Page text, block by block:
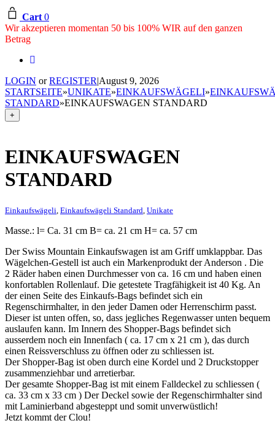
Cart 0
Wir akzeptieren momentan 50 bis 100% WIR auf den ganzen
Betrag
LOGIN orREGISTER|August 9, 2026
STARTSEITE»UNIKATE»EINKAUFSWÄGELI»
STANDARD»EINKAUFSWAGEN STANDARD
+
EINKAUFSWAGEN
STANDARD
Einkaufswägeli Einkaufswägeli Standard Unikate
Masse.: l= Ca. 31 cm B= ca. 21 cm H= ca. 57 cm
Der Swiss Mountain Einkaufswagen ist am Griff umklappbar. Das
Wägelchen-Gestell ist auch ein Markenprodukt der Anderson . Die
2 Räder haben einen Durchmesser von ca. 16 cm und haben einen
konfortablen Rollenlauf. Die getestete Tragfähigkeit ist 40 Kg. An
der einen Seite des Einkaufs-Bags befindet sich ein
Regenschirmhalter, in den jeder Damen oder Herrenschirm passt.
Dieser ist unten offen, so, dass jegliches Regenwasser unten bequem
auslaufen kann. Im Innern des Shopper-Bags befindet sich
ausserdem noch ein Innenfach ( ca. 17 cm x 21 cm ), das durch
einen Reissverschluss zu öffnen oder zu schliessen ist.
Der Shopper-Bag ist oben durch eine Kordel und 2 Druckstopper
zusammenziehbar und arretierbar.
Der gesamte Shopper-Bag ist mit einem Falldeckel zu schliessen (
ca. 33 cm x 33 cm ) Der Deckel sowie der Regenschirmhalter sind
mit Laminierband abgesteppt und somit unverwüstlich!
Jetzt kommt der Clou!